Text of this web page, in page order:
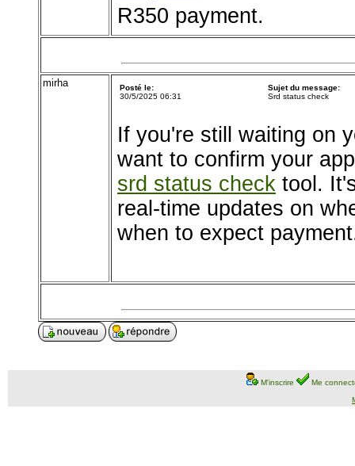
R350 payment.
mirha
Posté le:
30/5/2025 06:31
Sujet du message:
Srd status check
If you're still waiting on
want to confirm your
srd status check tool.
real-time updates on
when to expect
M'inscrire
Me